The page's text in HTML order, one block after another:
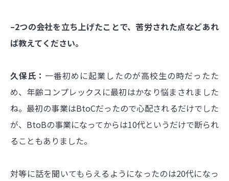
–2つの会社を立ち上げたことで、苦労された点などあれ
ば教えてください。
久保氏： 一番初めに起業したのが高校生の時だったた
め、年齢コンプレックスに最初はかなり悩まされました
ね。最初の事業はBtoCだったので心配されるだけでした
が、BtoBの事業になってからは10代というだけで断られ
ることもありました。
対等に話を聞いてもらえるようになったのは20代になっ